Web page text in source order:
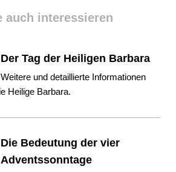
auch interessieren
Der Tag der Heiligen Barbara
Weitere und detaillierte Informationen
Heilige Barbara.
Die Bedeutung der vier
Adventssonntage